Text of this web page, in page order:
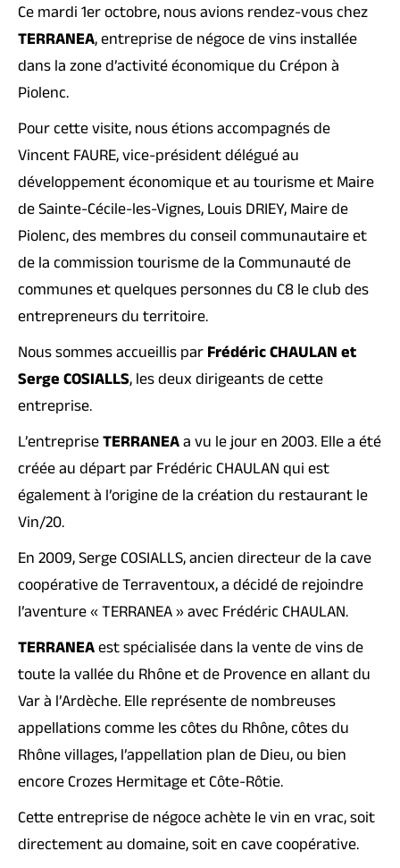
Ce mardi 1er octobre, nous avions rendez-vous chez
TERRANEA, entreprise de négoce de vins installée
dans la zone d’activité économique du Crépon à
Piolenc.
Pour cette visite, nous étions accompagnés de
Vincent FAURE, vice-président délégué au
développement économique et au tourisme et Maire
de Sainte-Cécile-les-Vignes, Louis DRIEY, Maire de
Piolenc, des membres du conseil communautaire et
de la commission tourisme de la Communauté de
communes et quelques personnes du C8 le club des
entrepreneurs du territoire.
Nous sommes accueillis parFrédéric CHAULAN et
Serge COSIALLS, les deux dirigeants de cette
entreprise.
L’entrepriseTERRANEAa vu le jour en 2003. Elle a été
créée au départ par Frédéric CHAULAN qui est
également à l’origine de la création du restaurant le
Vin/20.
En 2009, Serge COSIALLS, ancien directeur de la cave
coopérative de Terraventoux, a décidé de rejoindre
l’aventure « TERRANEA » avec Frédéric CHAULAN.
TERRANEAest spécialisée dans la vente de vins de
toute la vallée du Rhône et de Provence en allant du
Var à l’Ardèche. Elle représente de nombreuses
appellations comme les côtes du Rhône, côtes du
Rhône villages, l’appellation plan de Dieu, ou bien
encore Crozes Hermitage et Côte-Rôtie.
Cette entreprise de négoce achète le vin en vrac, soit
directement au domaine, soit en cave coopérative.